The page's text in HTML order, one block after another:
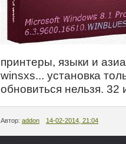
принтеры, языки и
winsxs... установка
обновиться нельзя. 32
Автор: addon 14-02-2014, 21:04